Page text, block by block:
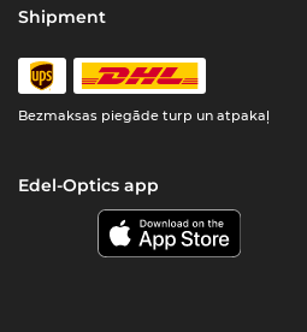
Shipment
Bezmaksas piegāde turp un atpakaļ
Edel-Optics app